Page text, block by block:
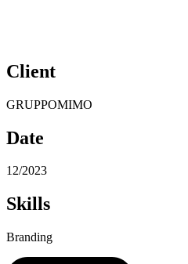
Client
GRUPPOMIMO
Date
12/2023
Skills
Branding